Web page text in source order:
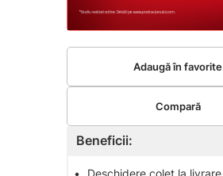
Beneficii:
•
Deschidere colet la livrare
Adaugă în favorite
Compară